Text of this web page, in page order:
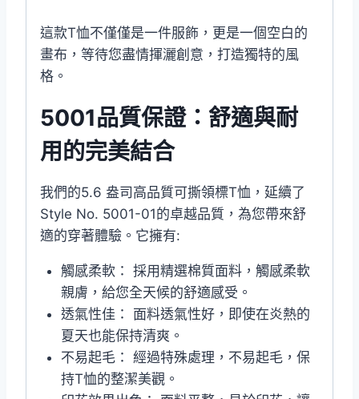
這款T恤不僅僅是一件服飾，更是一個空白的
畫布，等待您盡情揮灑創意，打造獨特的風
格。
5001品質保證：舒適與耐
用的完美結合
我們的5.6 盎司高品質可撕領標T恤，延續了
Style No. 5001-01的卓越品質，為您帶來舒
適的穿著體驗。它擁有:
觸感柔軟： 採用精選棉質面料，觸感柔軟
親膚，給您全天候的舒適感受。
透氣性佳： 面料透氣性好，即使在炎熱的
夏天也能保持清爽。
不易起毛： 經過特殊處理，不易起毛，保
持T恤的整潔美觀。